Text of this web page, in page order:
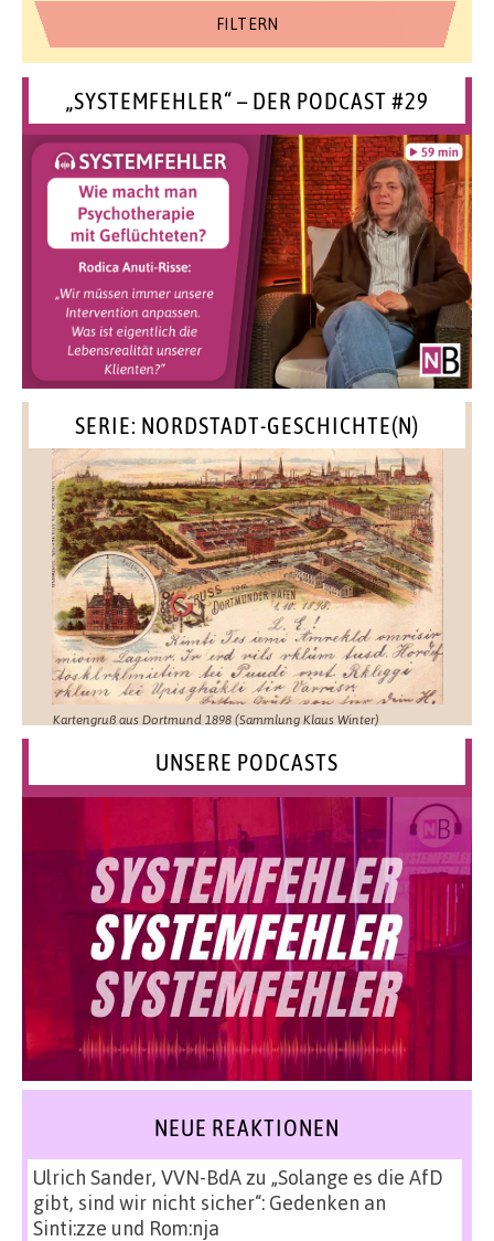
„SYSTEMFEHLER“ – DER PODCAST #29
SERIE: NORDSTADT-GESCHICHTE(N)
Kartengruß aus Dortmund 1898 (Sammlung Klaus Winter)
UNSERE PODCASTS
NEUE REAKTIONEN
Ulrich Sander, VVN-BdAzu „Solange es die AfD
gibt, sind wir nicht sicher“: Gedenken an
Sinti:zze und Rom:nja